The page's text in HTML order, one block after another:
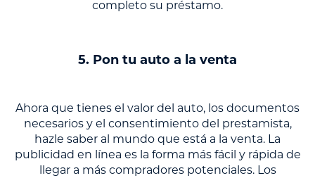
completo su préstamo.
5. Pon tu auto a la venta
Ahora que tienes el valor del auto, los documentos
necesarios y el consentimiento del prestamista,
hazle saber al mundo que está a la venta. La
publicidad en línea es la forma más fácil y rápida de
llegar a más compradores potenciales. Los